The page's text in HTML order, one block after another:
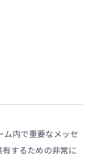
内で重要なメッセ
するための非常に